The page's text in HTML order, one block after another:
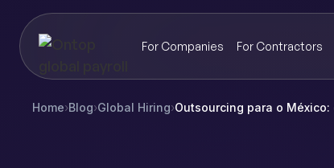
For Companies For Contractors
Home›Blog›Global Hiring›Outsourcing para o